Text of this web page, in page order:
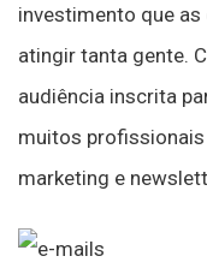
investimento que
atingir tanta gente.
audiência inscrita
muitos
marketing e